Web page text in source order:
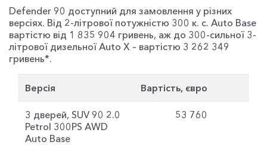
Defender 90 доступний для замовлення у різних
версіях. Від 2-літрової потужністю 300 к. с. Auto Base
вартістю від 1 835 904 гривень, аж до 300-сильної 3-
літрової дизельної Auto X – вартістю 3 262 349
гривень*.
Версія Вартість, євро
3 дверей, SUV 90 2.0
Petrol 300PS AWD
Auto Base
53 760